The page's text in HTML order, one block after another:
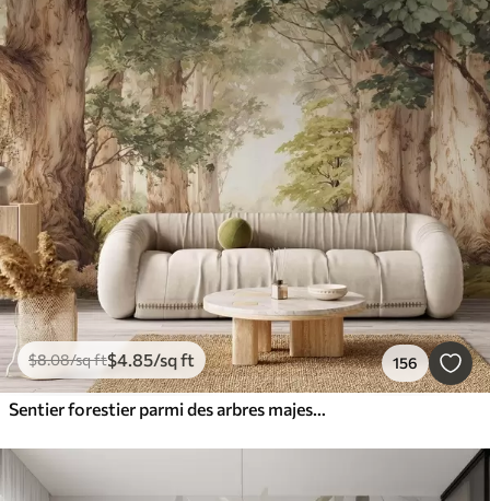
$8.08/sq ft$4.85/sq ft 156
Sentier forestier parmi des arbres majestueux, style aquarelle